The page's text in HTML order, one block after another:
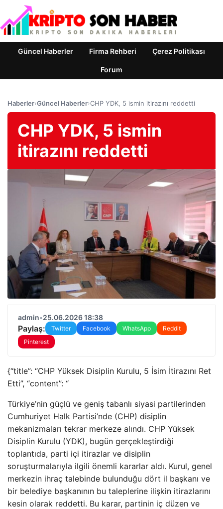
Güncel Haberler Firma Rehberi Çerez Politikası
Forum
Haberler›Güncel Haberler›CHP YDK, 5 ismin itirazını reddetti
CHP YDK, 5 ismin
itirazını reddetti
admin•25.06.2026 18:38
Paylaş: Twitter Facebook WhatsApp
Reddit
Pinterest
{“title”: “CHP Yüksek Disiplin Kurulu, 5 İsim İtirazını Ret
Etti”, “content”: “
Türkiye’nin güçlü ve geniş tabanlı siyasi partilerinden
Cumhuriyet Halk Partisi’nde (CHP) disiplin
mekanizmaları tekrar merkeze alındı. CHP Yüksek
Disiplin Kurulu (YDK), bugün gerçekleştirdiği
toplantıda, parti içi itirazlar ve disiplin
soruşturmalarıyla ilgili önemli kararlar aldı. Kurul, genel
merkezin ihraç talebinde bulunduğu dört il başkanı ve
bir belediye başkanının bu taleplerine ilişkin itirazlarını
kesin olarak reddetti. Bu karar, partinin iç düzen ve